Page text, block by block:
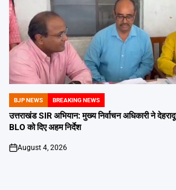
POSTED
IN
BJP NEWS BREAKING NEWS
उत्तराखंड SIR अभियान: मुख्य निर्वाचन अधिकारी ने
BLO को दिए अहम निर्देश
on
August 4, 2026